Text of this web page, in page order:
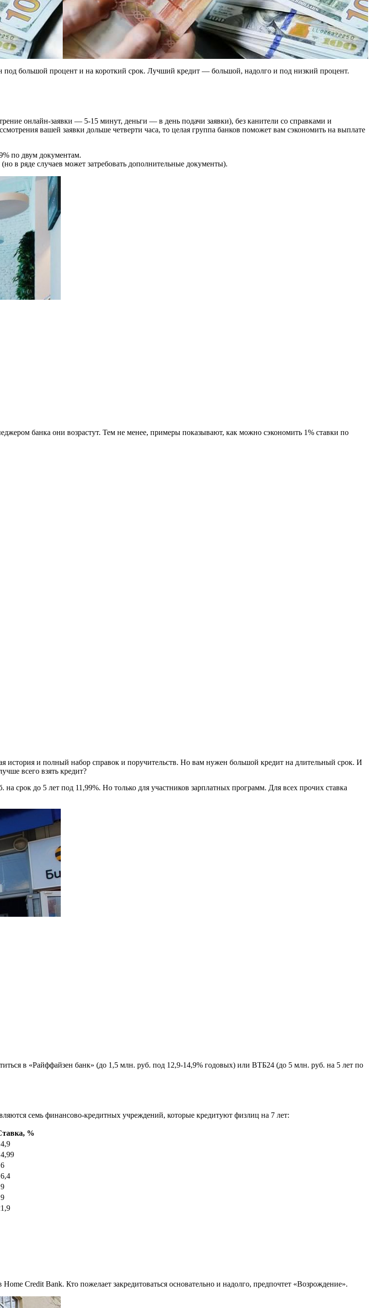
большой процент и на короткий срок. Лучший кредит — большой, надолго и под низкий процент.
онлайн-заявки — 5-15 минут, деньги — в день подачи заявки), без канители со справками и
вашей заявки дольше четверти часа, то целая группа банков поможет вам сэкономить на выплате
по двум документам.
в ряде случаев может затребовать дополнительные документы).
банка они возрастут. Тем не менее, примеры показывают, как можно сэкономить 1% ставки по
история и полный набор справок и поручительств. Но вам нужен большой кредит на длительный срок. И
всего взять кредит?
срок до 5 лет под 11,99%. Но только для участников зарплатных программ. Для всех прочих ставка
в «Райффайзен банк» (до 1,5 млн. руб. под 12,9-14,9% годовых) или ВТБ24 (до 5 млн. руб. на 5 лет по
семь финансово-кредитных учреждений, которые кредитуют физлиц на 7 лет:
%
Credit Bank. Кто пожелает закредитоваться основательно и надолго, предпочтет «Возрождение».